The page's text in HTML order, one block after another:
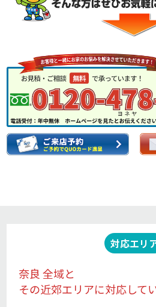
対応エリ
奈良 全域と
その近郊エリアに対応して